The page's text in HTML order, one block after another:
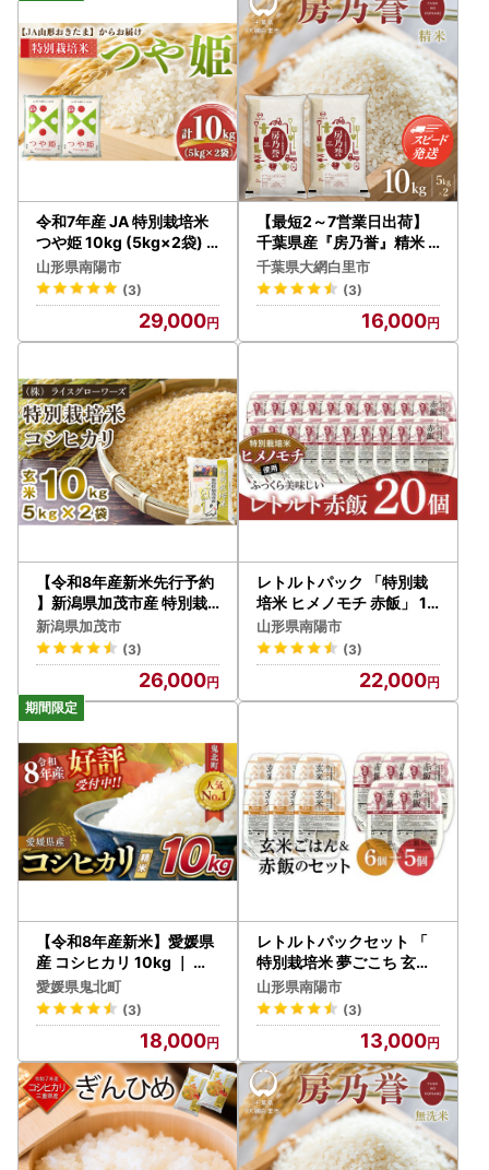
令和7年産 JA 特別栽培米
つや姫 10kg (5kg×2袋)
『JA山形おきたま』 山形
置賜産 米 精米 山形県 南陽
市 [639]
山形県南陽市
(3)
29,000
【最短2～7営業日出荷】
千葉県産『房乃誉』精米 1
0kg (5kg×2袋) E029
千葉県大網白里市
(3)
16,000
【令和8年産新米先行予約
】新潟県加茂市産 特別栽
培米コシヒカリ 玄米10kg
（5kg×2）《10月上旬～
順次出荷》 従来品種コシ
ヒカリ （株）ライスグロ
ーワーズ
新潟県加茂市
(3)
26,000
レトルトパック 「特別栽
培米 ヒメノモチ 赤飯」 14
0g×20パック 『(株)黒澤
ファーム』 米 ご飯 レトル
ト 保存食 非常食 備蓄 防災
山形県 南陽市 [2327]
山形県南陽市
(3)
22,000
【令和8年産新米】愛媛県
産 コシヒカリ 10kg ｜ ご
飯 白米 お米 5kg 10kg 20
kg 精米済み 先行予約 ※2
026年10月下旬～12月下
旬頃に順次発送予定 ※離
島への配送不可
愛媛県鬼北町
(3)
18,000
レトルトパックセット 「
特別栽培米 夢ごこち 玄米
ごはん (160g×6パック)
＆ 特別栽培米 ヒメノモチ
赤飯 (140g×5パック)」
『(株)黒澤ファーム』 米
玄米 ご飯 レトルト 保存食
非常食 備蓄 防災 山形県 南
陽市 [2326]
山形県南陽市
(3)
13,000